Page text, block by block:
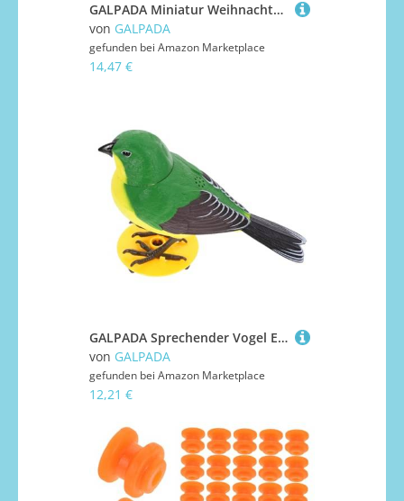
GALPADA Miniatur Weihnachtsdeko DIY Puppenhaus Weihnachten Miniaturmöbel Deko Zubehör für Haus Basteln Kreative Weihnachtsfigur für Erwachsene
von GALPADA
gefunden bei Amazon Marketplace
14,47 €
GALPADA Sprechender Vogel Elektrisch Interaktiv Lustiges Plastikspielzeug Geschenk Simulation Vogel Ornament Klangsteuerung Zufällige Farbe Zufällige Farbe
von GALPADA
gefunden bei Amazon Marketplace
12,21 €